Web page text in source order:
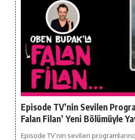
Episode TV’nin Sevilen
Falan Filan’ Yeni Bölümüyle
Episode TV’nin sevilen